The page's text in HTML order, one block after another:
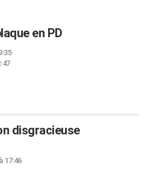
en PD
disgracieuse
17:46